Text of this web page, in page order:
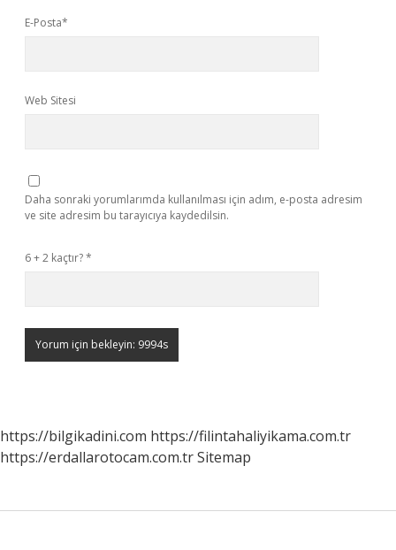
E-Posta*
Web Sitesi
Daha sonraki yorumlarımda kullanılması için adım, e-posta adresim
ve site adresim bu tarayıcıya kaydedilsin.
6 + 2 kaçtır?*
https://bilgikadini.com https://filintahaliyikama.com.tr
https://erdallarotocam.com.trSitemap